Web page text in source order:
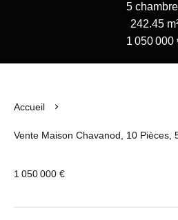
5
242.45
1 050 000
Accueil
Vente Maison Chavanod, 10 Pièces,
1 050 000 €